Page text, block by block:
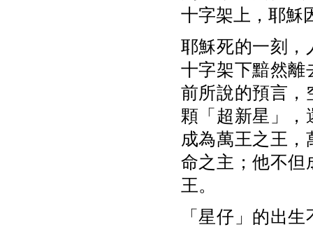
十字架上，耶穌
耶穌死的一刻，
十字架下黯然離
前所說的預言，
顆「超新星」，
成為萬王之王
命之主；他不但
王。
「星仔」的出